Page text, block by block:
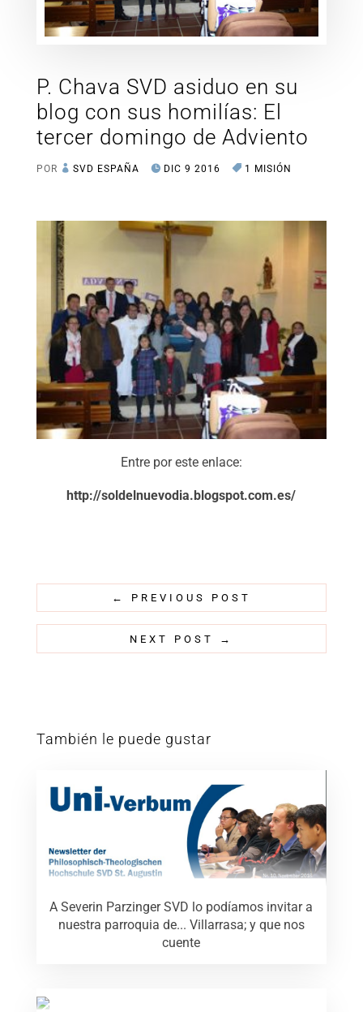
P. Chava SVD asiduo en su
blog con sus homilías: El
tercer domingo de Adviento
POR SVD ESPAÑA DIC 9 2016 1 MISIÓN
Entre por este enlace:
http://soldelnuevodia.blogspot.com.es/
← PREVIOUS POST
NEXT POST →
También le puede gustar
A Severin Parzinger SVD lo podíamos invitar a
nuestra parroquia de... Villarrasa; y que nos
cuente